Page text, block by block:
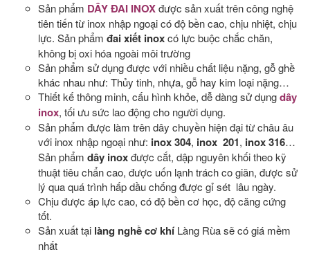
Sản phẩm DÂY ĐAI INOXđược sản xuất trên công nghệ
tiên tiến từ inox nhập ngoại có độ bền cao, chịu nhiệt, chịu
lực. Sản phẩm đai xiết inoxcó lực buộc chắc chăn,
không bị oxi hóa ngoài môi trường
Sản phẩm sử dụng được với nhiều chất liệu nặng, gỗ ghề
khác nhau như: Thủy tinh, nhựa, gỗ hay kim loại nặng…
Thiết kế thông minh, cấu hình khỏe, dễ dàng sử dụngdây
inox, tối ưu sức lao động cho người dụng.
Sản phẩm được làm trên dây chuyền hiện đại từ châu âu
với inox nhập ngoại như: inox 304, inox 201, inox 316…
Sản phẩm dây inoxđược cắt, dập nguyên khối theo kỹ
thuật tiêu chẩn cao, được uốn lạnh trách co giãn, được sử
lý qua quá trình hấp dầu chống được gỉ sét lâu ngày.
Chịu được áp lực cao, có độ bền cơ học, độ căng cứng
tốt.
Sản xuất tại làng nghề cơ khí Làng Rùa sẽ có giá mềm
nhất